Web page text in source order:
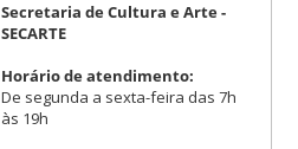
Secretaria de Cultura e Arte -
SECARTE
Horário de atendimento:
De segunda a sexta-feira das 7h
às 19h